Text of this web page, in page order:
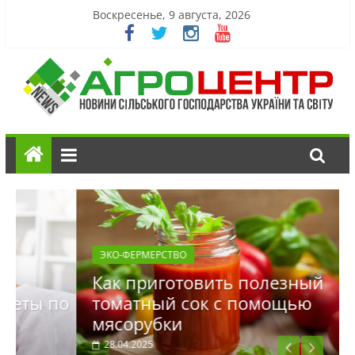
Воскресенье, 9 августа, 2026
ЭКО-ФЕРМЕРСТВО
Как приготовить полезный
томатный сок с помощью
мясорубки
28.04.2025